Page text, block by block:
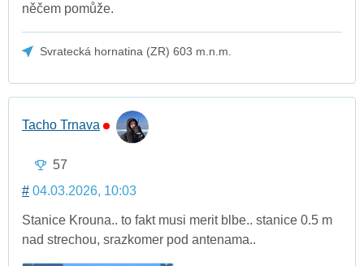
něčem pomůže.
Svratecká hornatina (ZR) 603 m.n.m.
Tacho Trnava
57
# 04.03.2026, 10:03
Stanice Krouna.. to fakt musi merit blbe.. stanice 0.5 m
nad strechou, srazkomer pod antenama..